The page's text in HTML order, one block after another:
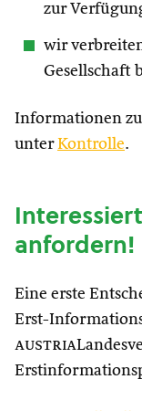
zur
wir
Gesellschaft
Informationen
unterKontrolle.
anfordern!
Eine erste
Erst-
austria